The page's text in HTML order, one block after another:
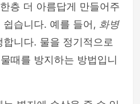
층 더 아름답게 만들어주
습니다. 예를 들어, 화병
니다. 물을 정기적으로
때를 방지하는 방법입니